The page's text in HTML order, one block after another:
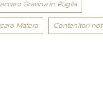
Gravina in Puglia
Matera Contenitori